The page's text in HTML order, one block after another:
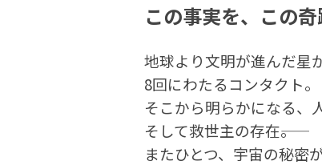
この事実を、この奇
地球より文明が進んだ星
8回にわたるコンタクト。
そこから明らかになる、
そして救世主の存在――。
またひとつ、宇宙の秘密